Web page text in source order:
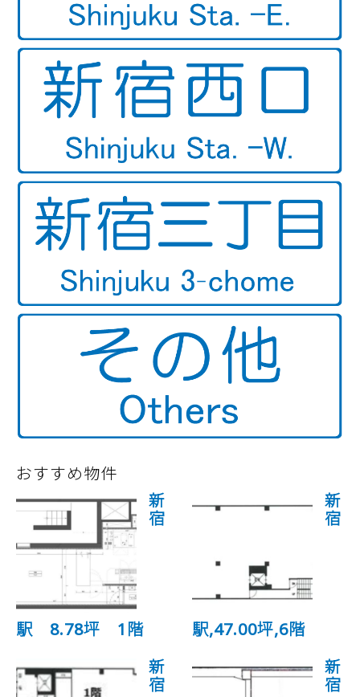
おすすめ物件
新
宿
駅 8.78坪 1階
新
宿
駅,47.00坪,6階
新
宿
新
宿